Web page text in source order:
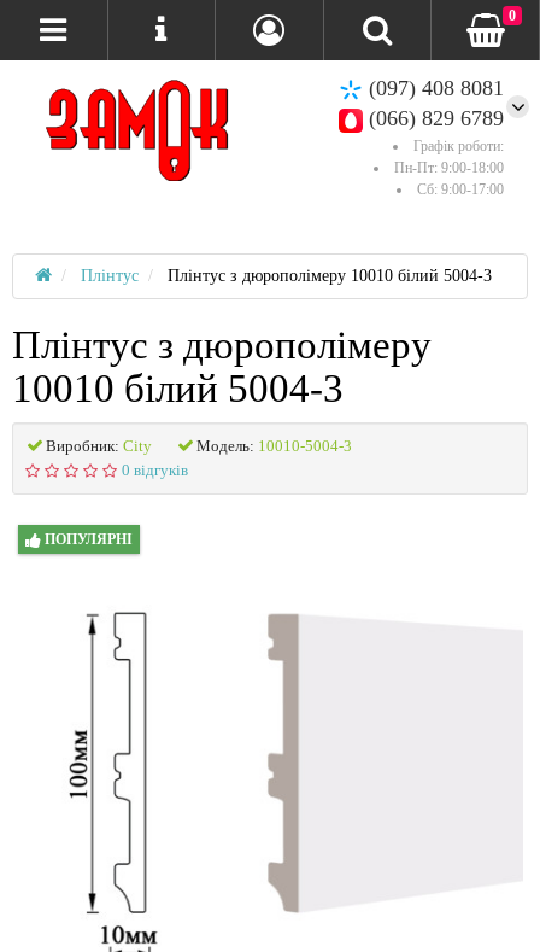
(097) 408 8081
(066) 829 6789
Графік роботи:
Пн-Пт: 9:00-18:00
Сб: 9:00-17:00
0
Плінтус Плінтус з дюрополімеру 10010 білий 5004-3
Плінтус з дюрополімеру
10010 білий 5004-3
Виробник: City Модель: 10010-5004-3
0 відгуків
ПОПУЛЯРНІ